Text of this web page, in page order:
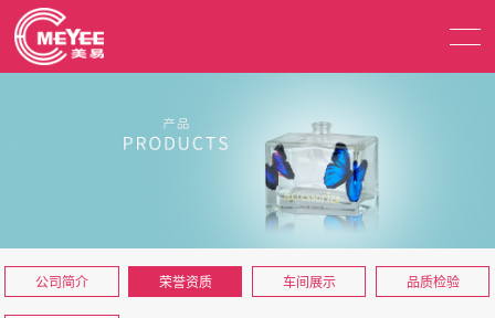
公司简介 荣誉资质 车间展示 品质检验